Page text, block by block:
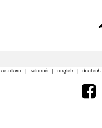
valencià english deutsch